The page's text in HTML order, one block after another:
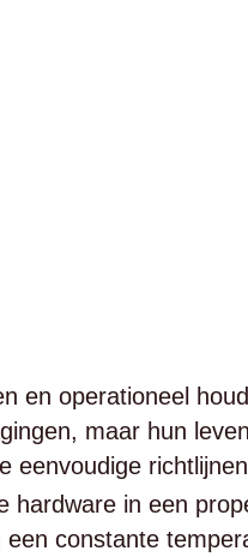
en operationeel
maar hun
eenvoudige
hardware in een
een constante